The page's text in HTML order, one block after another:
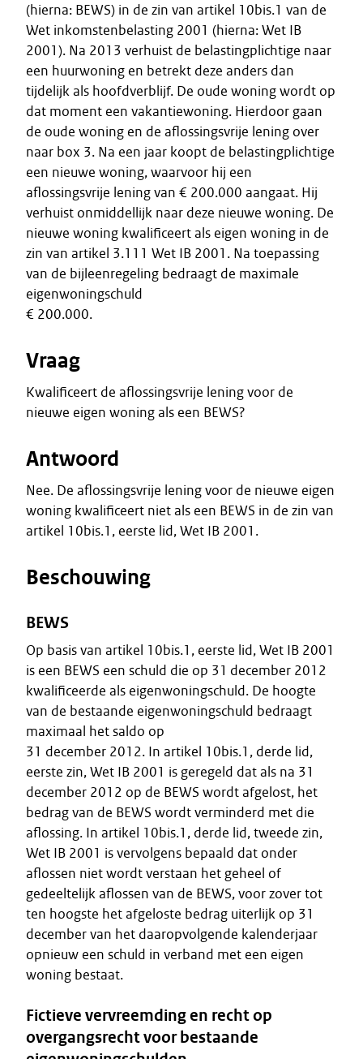
(hierna: BEWS) in de zin van artikel 10bis.1 van de
Wet inkomstenbelasting 2001 (hierna: Wet IB
2001). Na 2013 verhuist de belastingplichtige naar
een huurwoning en betrekt deze anders dan
tijdelijk als hoofdverblijf. De oude woning wordt op
dat moment een vakantiewoning. Hierdoor gaan
de oude woning en de aflossingsvrije lening over
naar box 3. Na een jaar koopt de belastingplichtige
een nieuwe woning, waarvoor hij een
aflossingsvrije lening van € 200.000 aangaat. Hij
verhuist onmiddellijk naar deze nieuwe woning. De
nieuwe woning kwalificeert als eigen woning in de
zin van artikel 3.111 Wet IB 2001. Na toepassing
van de bijleenregeling bedraagt de maximale
eigenwoningschuld
€ 200.000.
Vraag
Kwalificeert de aflossingsvrije lening voor de
nieuwe eigen woning als een BEWS?
Antwoord
Nee. De aflossingsvrije lening voor de nieuwe eigen
woning kwalificeert niet als een BEWS in de zin van
artikel 10bis.1, eerste lid, Wet IB 2001.
Beschouwing
BEWS
Op basis van artikel 10bis.1, eerste lid, Wet IB 2001
is een BEWS een schuld die op 31 december 2012
kwalificeerde als eigenwoningschuld. De hoogte
van de bestaande eigenwoningschuld bedraagt
maximaal het saldo op
31 december 2012. In artikel 10bis.1, derde lid,
eerste zin, Wet IB 2001 is geregeld dat als na 31
december 2012 op de BEWS wordt afgelost, het
bedrag van de BEWS wordt verminderd met die
aflossing. In artikel 10bis.1, derde lid, tweede zin,
Wet IB 2001 is vervolgens bepaald dat onder
aflossen niet wordt verstaan het geheel of
gedeeltelijk aflossen van de BEWS, voor zover tot
ten hoogste het afgeloste bedrag uiterlijk op 31
december van het daaropvolgende kalenderjaar
opnieuw een schuld in verband met een eigen
woning bestaat.
Fictieve vervreemding en recht op
overgangsrecht voor bestaande